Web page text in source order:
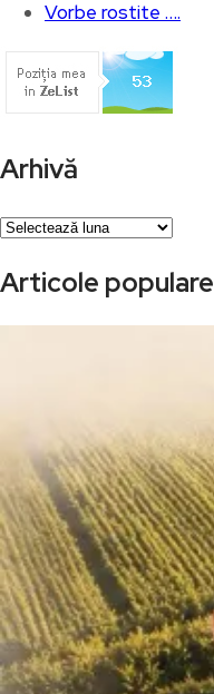
Vorbe rostite ….
Arhivă
Arhivă
Articole populare